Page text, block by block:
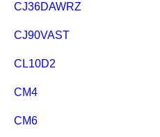
CJ36DAWRZ
CJ90VAST
CL10D2
CM4
CM6